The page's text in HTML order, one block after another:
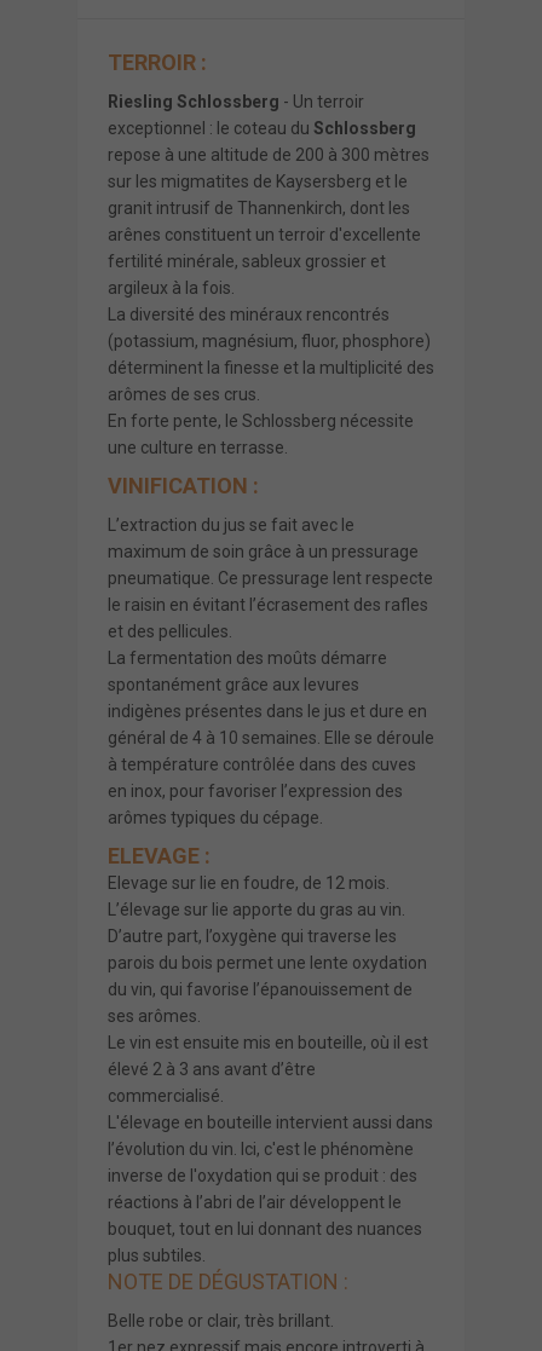
TERROIR :
Riesling Schlossberg - Un terroir
exceptionnel : le coteau du Schlossberg
repose à une altitude de 200 à 300 mètres
sur les migmatites de Kaysersberg et le
granit intrusif de Thannenkirch, dont les
arênes constituent un terroir d'excellente
fertilité minérale, sableux grossier et
argileux à la fois.
La diversité des minéraux rencontrés
(potassium, magnésium, fluor, phosphore)
déterminent la finesse et la multiplicité des
arômes de ses crus.
En forte pente, le Schlossberg nécessite
une culture en terrasse.
VINIFICATION :
L’extraction du jus se fait avec le
maximum de soin grâce à un pressurage
pneumatique. Ce pressurage lent respecte
le raisin en évitant l’écrasement des rafles
et des pellicules.
La fermentation des moûts démarre
spontanément grâce aux levures
indigènes présentes dans le jus et dure en
général de 4 à 10 semaines. Elle se déroule
à température contrôlée dans des cuves
en inox, pour favoriser l’expression des
arômes typiques du cépage.
ELEVAGE :
Elevage sur lie en foudre, de 12 mois.
L’élevage sur lie apporte du gras au vin.
D’autre part, l’oxygène qui traverse les
parois du bois permet une lente oxydation
du vin, qui favorise l’épanouissement de
ses arômes.
Le vin est ensuite mis en bouteille, où il est
élevé 2 à 3 ans avant d’être
commercialisé.
L'élevage en bouteille intervient aussi dans
l’évolution du vin. Ici, c'est le phénomène
inverse de l'oxydation qui se produit : des
réactions à l’abri de l’air développent le
bouquet, tout en lui donnant des nuances
plus subtiles.
NOTE DE DÉGUSTATION :
Belle robe or clair, très brillant.
1er nez expressif mais encore introverti à